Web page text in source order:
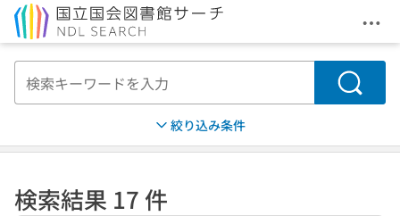
メ
検索
絞り込み条件
検索結果 17 件